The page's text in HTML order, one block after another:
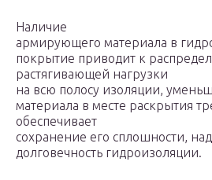
Наличие
армирующего материала в
покрытие приводит к
растягивающей нагрузки
на всю полосу изоляции,
материала в месте раскрытия
обеспечивает
сохранение его сплошности,
долговечность гидроизоляции.